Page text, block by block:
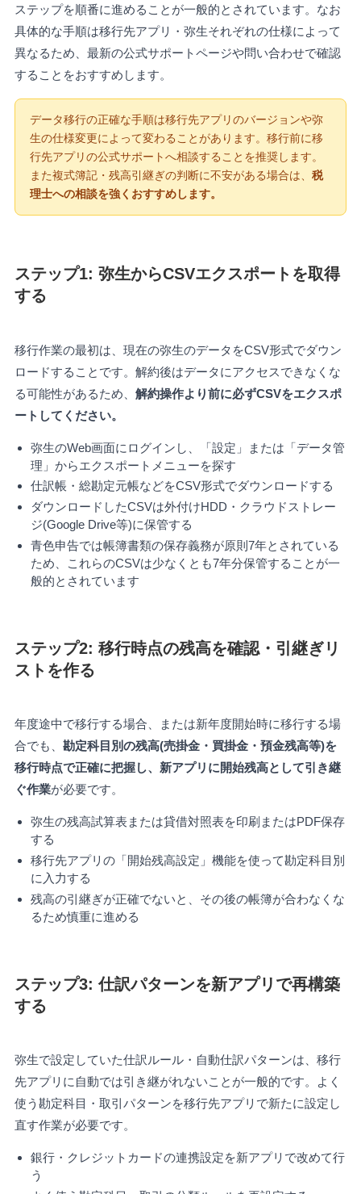
ステップを順番に進めることが一般的とされています。なお
具体的な手順は移行先アプリ・弥生それぞれの仕様によって
異なるため、最新の公式サポートページや問い合わせで確認
することをおすすめします。
データ移行の正確な手順は移行先アプリのバージョンや弥
生の仕様変更によって変わることがあります。移行前に移
行先アプリの公式サポートへ相談することを推奨します。
また複式簿記・残高引継ぎの判断に不安がある場合は、 税
理士への相談を強くおすすめします。
ステップ1: 弥生からCSVエクスポートを取得
する
移行作業の最初は、現在の弥生のデータをCSV形式でダウン
ロードすることです。解約後はデータにアクセスできなくな
る可能性があるため、 解約操作より前に必ずCSVをエクスポ
ートしてください。
弥生のWeb画面にログインし、「設定」または「データ管
理」からエクスポートメニューを探す
仕訳帳・総勘定元帳などをCSV形式でダウンロードする
ダウンロードしたCSVは外付けHDD・クラウドストレー
ジ(Google Drive等)に保管する
青色申告では帳簿書類の保存義務が原則7年とされている
ため、これらのCSVは少なくとも7年分保管することが一
般的とされています
ステップ2: 移行時点の残高を確認・引継ぎリ
ストを作る
年度途中で移行する場合、または新年度開始時に移行する場
合でも、 勘定科目別の残高(売掛金・買掛金・預金残高等)を
移行時点で正確に把握し、新アプリに開始残高として引き継
ぐ作業が必要です。
弥生の残高試算表または貸借対照表を印刷またはPDF保存
する
移行先アプリの「開始残高設定」機能を使って勘定科目別
に入力する
残高の引継ぎが正確でないと、その後の帳簿が合わなくな
るため慎重に進める
ステップ3: 仕訳パターンを新アプリで再構築
する
弥生で設定していた仕訳ルール・自動仕訳パターンは、移行
先アプリに自動では引き継がれないことが一般的です。よく
使う勘定科目・取引パターンを移行先アプリで新たに設定し
直す作業が必要です。
銀行・クレジットカードの連携設定を新アプリで改めて行
う